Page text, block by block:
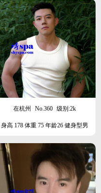
在杭州 No.360 级别:2k
身高 178 体重 75 年龄26 健身型男